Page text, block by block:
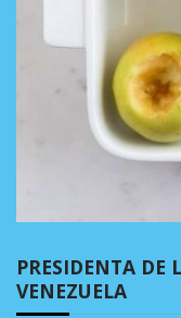
PRESIDENTA DE
VENEZUELA